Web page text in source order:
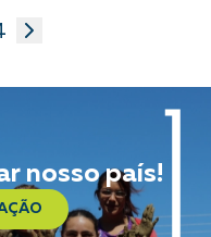
nosso país!